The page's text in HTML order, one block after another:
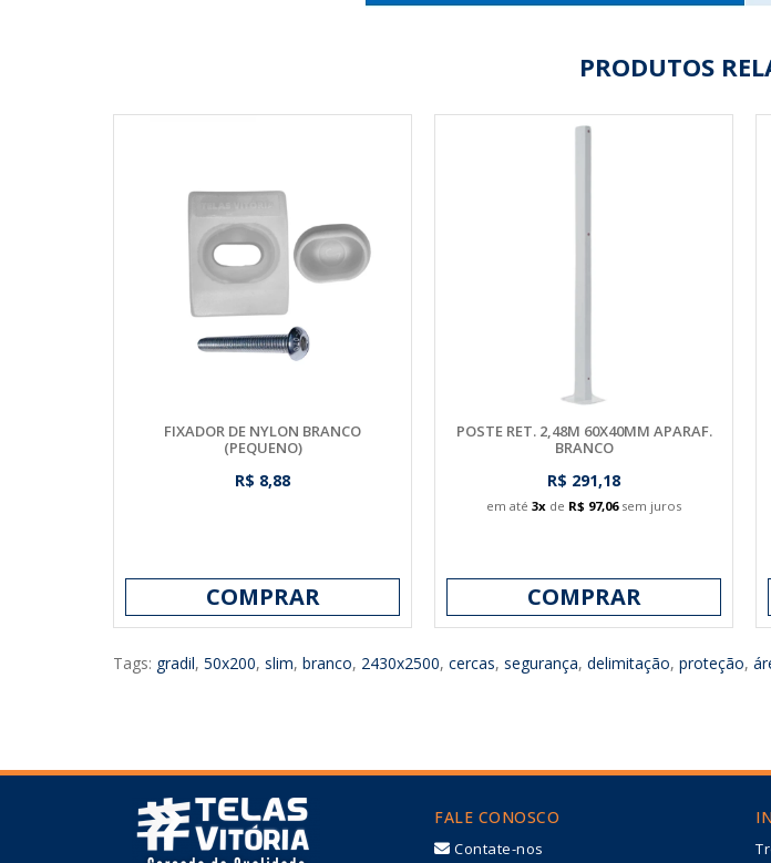
PRODUTOS
FIXADOR DE NYLON BRANCO
(PEQUENO)
R$ 8,88
COMPRAR
POSTE RET. 2,48M 60X40MM APARAF.
BRANCO
R$ 291,18
em até 3x de R$ 97,06sem juros
COMPRAR
Tags: gradil, 50x200, slim, branco, 2430x2500, cercas, segurança, delimitação, proteção,
FALE CONOSCO
Contate-nos